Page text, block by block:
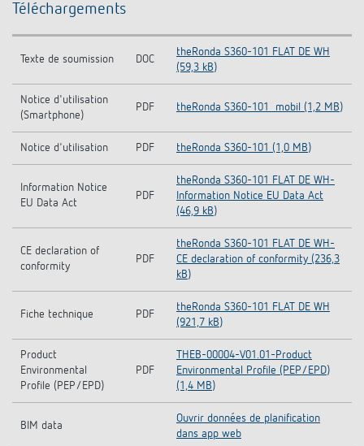
Téléchargements
Texte de soumission DOC
theRonda S360-101 FLAT DE WH
(59,3 kB)
Notice d'utilisation
(Smartphone)
PDF theRonda S360-101_mobil (1,2 MB)
Notice d'utilisation PDF theRonda S360-101 (1,0 MB)
Information Notice
EU Data Act
PDF
theRonda S360-101 FLAT DE WH-
Information Notice EU Data Act
(46,9 kB)
CE declaration of
conformity
PDF
theRonda S360-101 FLAT DE WH-
CE declaration of conformity (236,3
kB)
Fiche technique PDF
theRonda S360-101 FLAT DE WH
(921,7 kB)
Product
Environmental
Profile (PEP/EPD)
PDF
THEB-00004-V01.01-Product
Environmental Profile (PEP/EPD)
(1,4 MB)
BIM data
Ouvrir données de planification
dans app web